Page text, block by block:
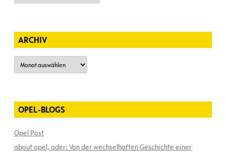
ARCHIV
Archiv
OPEL-BLOGS
Opel Post
about opel, oder: Von der wechselhaften Geschichte einer